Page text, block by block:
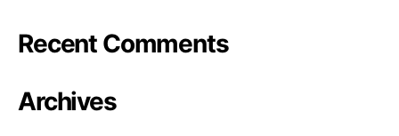
Recent Comments
Archives